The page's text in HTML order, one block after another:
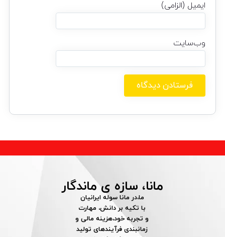
ایمیل (الزامی)
وب‌سایت
مانا، سازه ی ماندگار
ما،در مانا سوله ایرانیان
با تکیه بر دانش، مهارت
و تجربه خود،هزینه مالی و
زمانبندی فرآیندهای تولید